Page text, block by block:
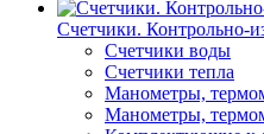
Счетчики. Контрольно-
Счетчики воды
Счетчики тепла
Манометры,
Манометры,